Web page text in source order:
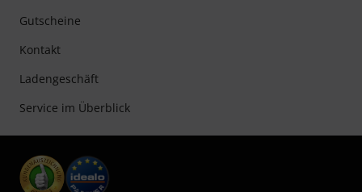
Gutscheine
Kontakt
Ladengeschäft
Service im Überblick